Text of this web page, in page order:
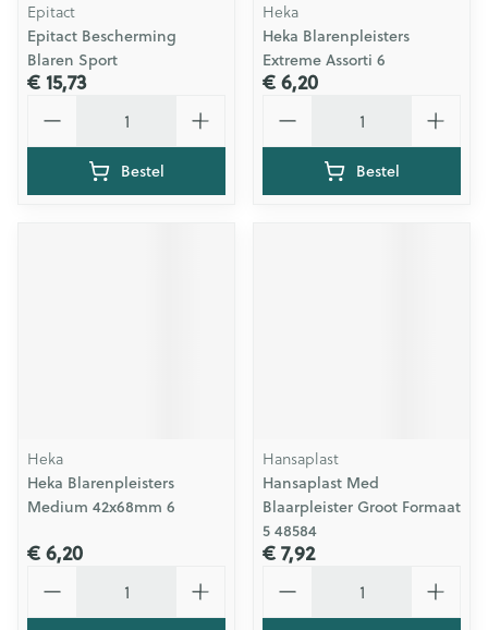
Epitact
Epitact Bescherming
Blaren Sport
€ 15,73
Bestel
Heka
Heka Blarenpleisters
Extreme Assorti 6
€ 6,20
Bestel
Heka
Heka Blarenpleisters
Medium 42x68mm 6
€ 6,20
Hansaplast
Hansaplast Med
Blaarpleister Groot Formaat
5 48584
€ 7,92